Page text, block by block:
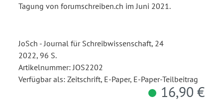
Tagung von forumschreiben.ch im Juni 2021.
JoSch - Journal für Schreibwissenschaft, 24
2022, 96 S.
Artikelnummer: JOS2202
Verfügbar als: Zeitschrift, E-Paper, E-Paper-Teilbeitrag
16,90 €